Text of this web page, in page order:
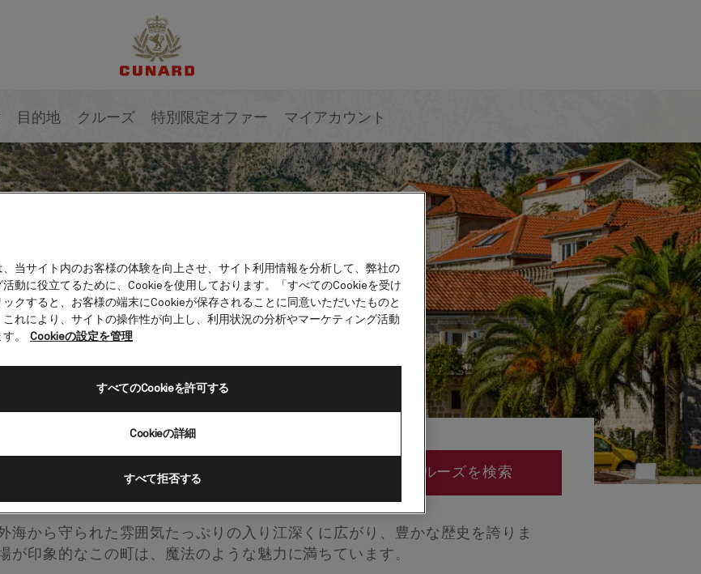
目的地 クルーズ 特別限定オファー マイアカウント
ロ）
海から守られた雰囲気たっぷりの入り江深くに広がり、豊かな歴史を誇りま
が印象的なこの町は、魔法のような魅力に満ちています。
クルーズを検索
、当サイト内のお客様の体験を向上させ、サイト利用情報を分析して、弊社の
活動に役立てるために、Cookieを使用しております。「すべてのCookieを受け
ックすると、お客様の端末にCookieが保存されることに同意いただいたものと
れにより、サイトの操作性が向上し、利用状況の分析やマーケティング活動
。
Cookieの設定を管理
Cookieの詳細
すべて拒否する
すべてのCookieを許可する